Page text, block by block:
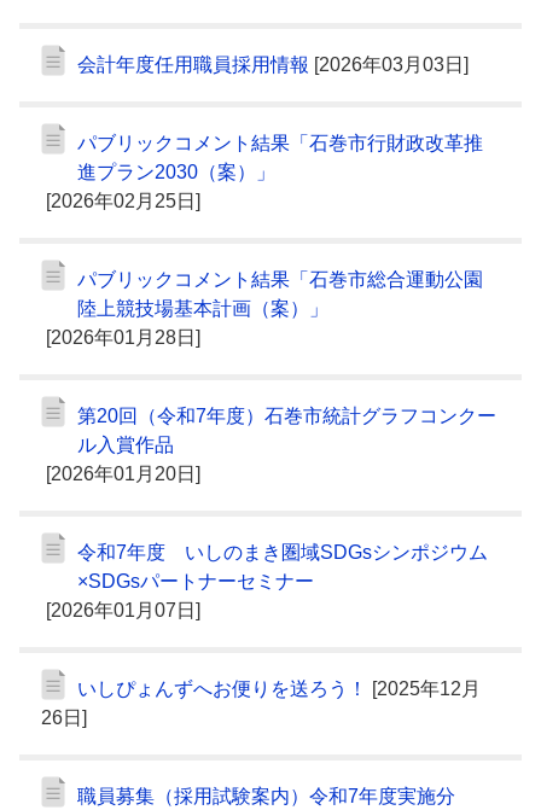
会計年度任用職員採用情報 [2026年03月03日]
パブリックコメント結果「石巻市行財政改革推
進プラン2030（案）」
[2026年02月25日]
パブリックコメント結果「石巻市総合運動公園
陸上競技場基本計画（案）」
[2026年01月28日]
第20回（令和7年度）石巻市統計グラフコンクー
ル入賞作品
[2026年01月20日]
令和7年度 いしのまき圏域SDGsシンポジウム
×SDGsパートナーセミナー
[2026年01月07日]
いしぴょんずへお便りを送ろう！
[2025年12月
26日]
職員募集（採用試験案内）令和7年度実施分